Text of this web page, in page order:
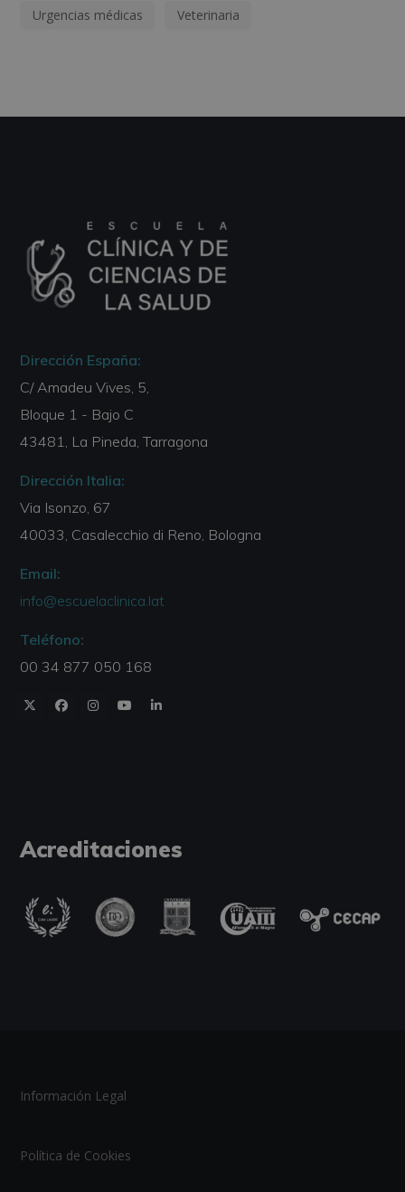
Urgencias médicas Veterinaria
Dirección España:
C/ Amadeu Vives, 5,
Bloque 1 - Bajo C
43481, La Pineda, Tarragona
Dirección Italia:
Via Isonzo, 67
40033, Casalecchio di Reno, Bologna
Email:
info@escuelaclinica.lat
Teléfono:
00 34 877 050 168
Acreditaciones
Información Legal
Política de Cookies